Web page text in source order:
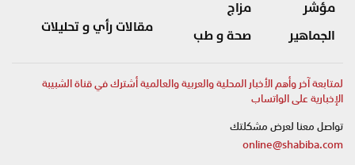
مؤشر
الجماهير
مزاج
صحة و طب
مقالات رأي و تحليلات
لمتابعة آخر وأهم الأخبار المحلية والعربية والعالمية أشترك في قناة الشبيبة
الإخبارية على الواتساب
تواصل معنا لعرض مشكلتك
online@shabiba.com